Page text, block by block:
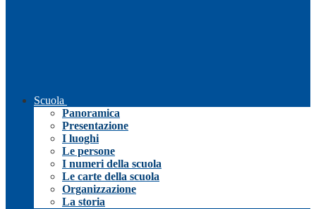
Scuola
Panoramica
Presentazione
I luoghi
Le persone
I numeri della scuola
Le carte della scuola
Organizzazione
La storia